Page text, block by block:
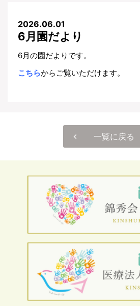
2026.06.01
6月園だより
6月の園だよりです。
こちらからご覧いただけます。
一覧に戻る